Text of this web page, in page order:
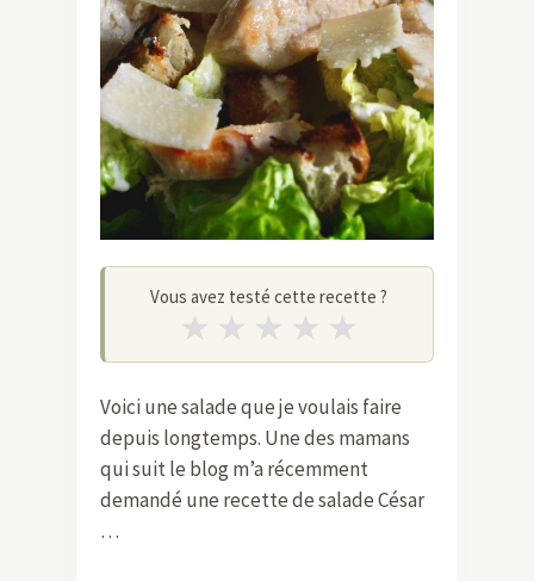
Vous avez testé cette recette ?
★ ★ ★ ★ ★
Voici une salade que je voulais faire
depuis longtemps. Une des mamans
qui suit le blog m’a récemment
demandé une recette de salade César
…